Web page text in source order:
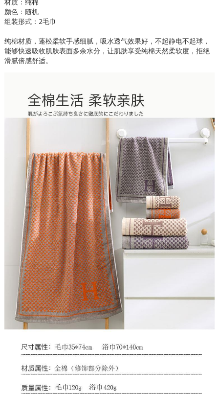
材质：纯棉
颜色：随机
组装形式：2毛巾
纯棉材质，蓬松柔软手感细腻，吸水透气效果好，不起静电不起球，
能够快速吸收肌肤表面多余水分，让肌肤享受纯棉天然柔软度，拒绝
滑腻倍感舒适。